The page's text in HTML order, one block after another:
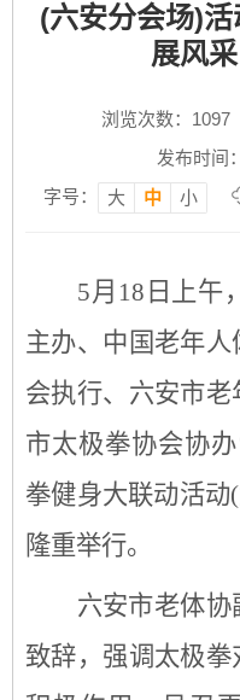
(六安分会场)
展风
浏览次数： 1097
发布时间
字号：
大 中 小
5月18日上午
主办、中国老年
会执行、六安市
市太极拳协会协
拳健身大联动活动
隆重举行。
六安市老体
致辞，强调太极